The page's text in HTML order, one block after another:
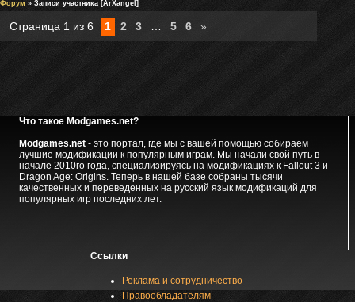
Форум » Записи участника [ArXangel]
Страница 1 из 6 1 2 3 5 6 »
Что такое Modgames.net?
Modgames.net- это портал, где мы с вашей помощью собираем
лучшие модификации к популярным играм. Мы начали свой путь в
начале 2010го года, специализируясь на модификациях к Fallout 3 и
Dragon Age: Origins. Теперь в нашей базе собраны тысячи
качественных и переведенных на русский язык модификаций для
популярных игр последних лет.
Ссылки
Реклама и сотрудничество
Правообладателям